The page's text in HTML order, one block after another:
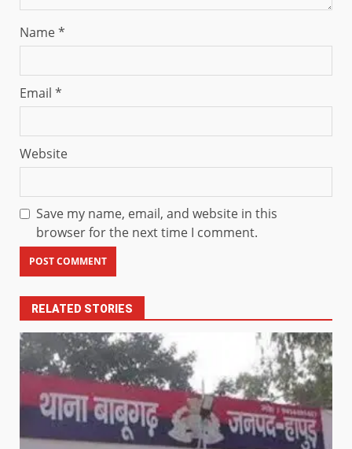
Name*
Email *
Website
Save my name, email, and website in this
browser for the next time I comment.
RELATED STORIES